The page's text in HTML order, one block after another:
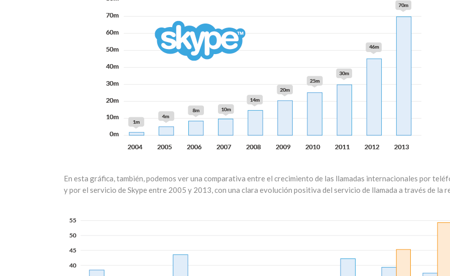
En esta gráfica, también, podemos ver una comparativa entre el crecimiento de las llamadas internacionales por
y por el servicio de Skype entre 2005 y 2013, con una clara evolución positiva del servicio de llamada a través de la